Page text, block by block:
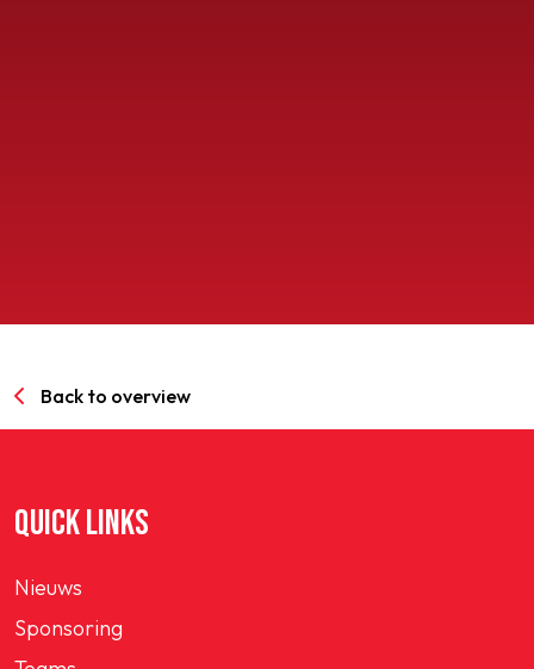
Back to overview
QUICK LINKS
Nieuws
Sponsoring